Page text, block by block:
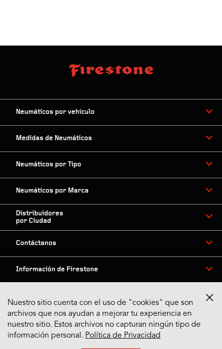
Neumáticos por vehículo
Medidas de Neumáticos
Neumáticos por Tipo
Neumáticos por Marca
Distribuidores
por Ciudad
Contáctanos
Información de Firestone
Síguenos en Redes
Nuestro sitio cuenta con el uso de "cookies" que son
archivos que nos ayudan a mejorar tu experiencia en
nuestro sitio. Estos archivos no capturan ningún tipo de
información personal. Política de Privacidad